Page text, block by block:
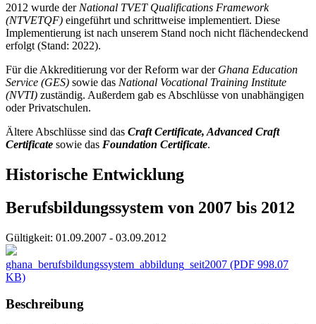
2012 wurde derNational TVET Qualifications Framework
(NTVETQF) eingeführt und schrittweise implementiert. Diese
Implementierung ist nach unserem Stand noch nicht flächendeckend
erfolgt (Stand: 2022).
Für die Akkreditierung vor der Reform war derGhana Education
Service (GES) sowie das National Vocational Training Institute
(NVTI) zuständig. Außerdem gab es Abschlüsse von unabhängigen
oder Privatschulen.
Ältere Abschlüsse sind das Craft Certificate, Advanced Craft
Certificate sowie das Foundation Certificate.
Historische Entwicklung
Berufsbildungssystem von 2007 bis 2012
Gültigkeit: 01.09.2007 - 03.09.2012
ghana_berufsbildungssystem_abbildung_seit2007 (PDF 998.07
KB)
Beschreibung